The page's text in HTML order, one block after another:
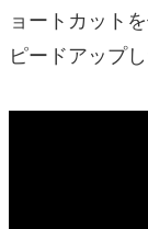
ョートカット
ピードアップ